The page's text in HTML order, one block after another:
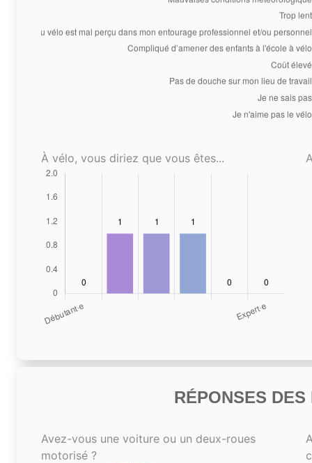
À vélo, vous diriez que vous êtes...
RÉPONSES
Avez-vous une voiture ou un deux-roues
motorisé ?